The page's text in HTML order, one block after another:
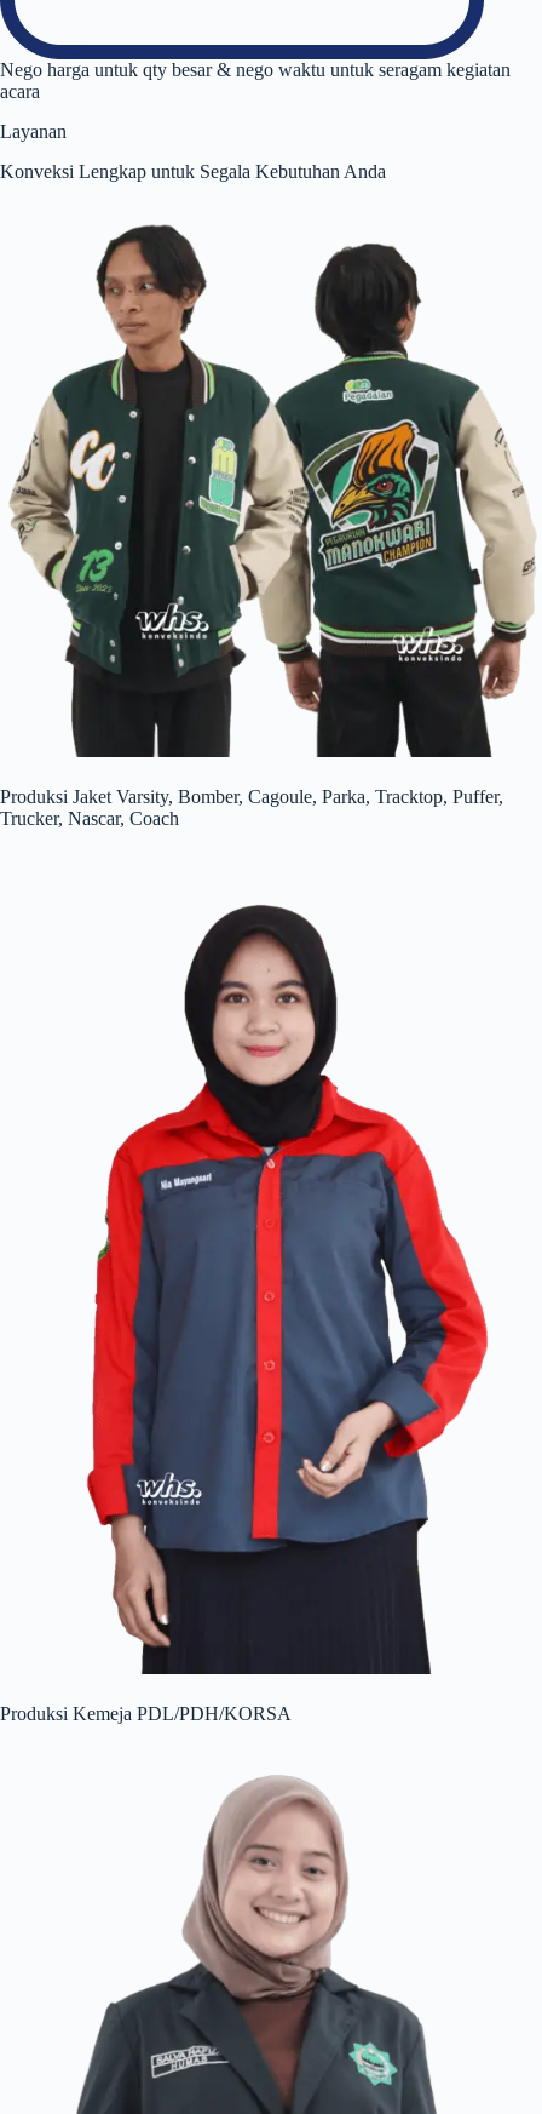
Nego harga untuk qty besar & nego waktu untuk seragam kegiatan
acara
Layanan
Konveksi Lengkap untuk Segala Kebutuhan Anda
Produksi Jaket Varsity, Bomber, Cagoule, Parka, Tracktop, Puffer,
Trucker, Nascar, Coach
Produksi Kemeja PDL/PDH/KORSA